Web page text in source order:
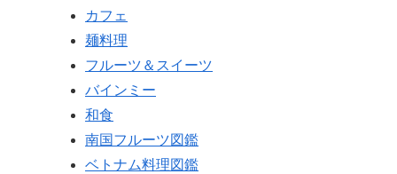
カフェ
麺料理
フルーツ＆スイーツ
バインミー
和食
南国フルーツ図鑑
ベトナム料理図鑑